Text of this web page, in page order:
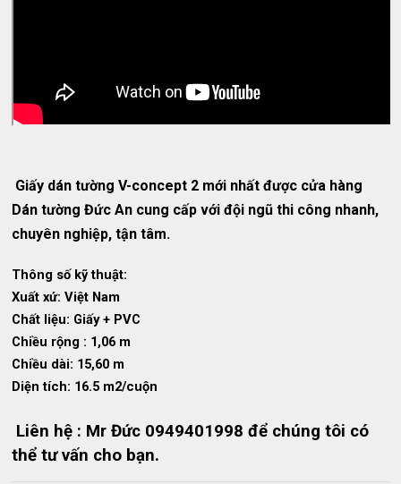
Giấy dán tường V-concept 2 mới nhất được cửa hàng
Dán tường Đức An cung cấp với đội ngũ thi công nhanh,
chuyên nghiệp, tận tâm.
Thông số kỹ thuật:
Xuất xứ: Việt Nam
Chất liệu: Giấy + PVC
Chiều rộng : 1,06 m
Chiều dài: 15,60 m
Diện tích: 16.5 m2/cuộn
Liên hệ : Mr Đức 0949401998 để chúng tôi có
thể tư vấn cho bạn.